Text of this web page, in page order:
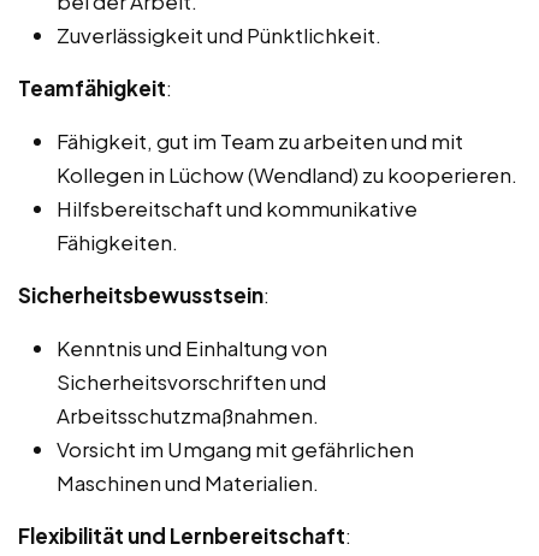
Zuverlässigkeit und Pünktlichkeit.
Teamfähigkeit:
Fähigkeit, gut im Team zu arbeiten und mit
Kollegen in Lüchow (Wendland) zu kooperieren.
Hilfsbereitschaft und kommunikative
Fähigkeiten.
Sicherheitsbewusstsein:
Kenntnis und Einhaltung von
Sicherheitsvorschriften und
Arbeitsschutzmaßnahmen.
Vorsicht im Umgang mit gefährlichen
Maschinen und Materialien.
Flexibilität und Lernbereitschaft: